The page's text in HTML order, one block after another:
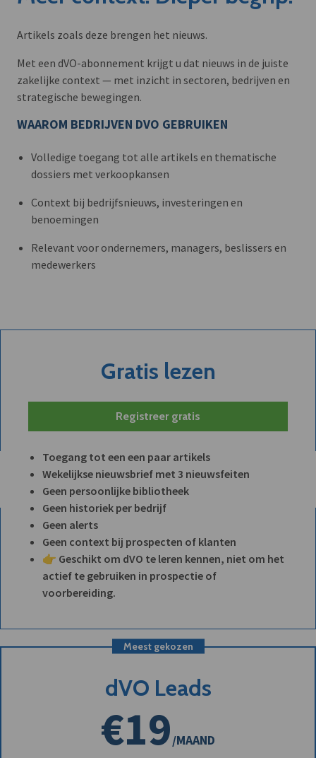
Artikels zoals deze brengen het nieuws.
Met een dVO-abonnement krijgt u dat nieuws in de juiste
zakelijke context — met inzicht in sectoren, bedrijven en
strategische bewegingen.
WAAROM BEDRIJVEN DVO GEBRUIKEN
Volledige toegang tot alle artikels en thematische
dossiers met verkoopkansen
Context bij bedrijfsnieuws, investeringen en
benoemingen
Relevant voor ondernemers, managers, beslissers en
medewerkers
Gratis lezen
Registreer gratis
Toegang tot een een paar artikels
Wekelijkse nieuwsbrief met 3 nieuwsfeiten
Geen persoonlijke bibliotheek
Geen historiek per bedrijf
Geen alerts
Geen context bij prospecten of klanten
👉 Geschikt om dVO te leren kennen, niet om het
actief te gebruiken in prospectie of
voorbereiding.
Meest gekozen
dVO Leads
€19/MAAND